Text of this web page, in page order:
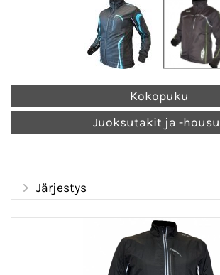
Kokopuku
Juoksutakit ja -
Järjestys